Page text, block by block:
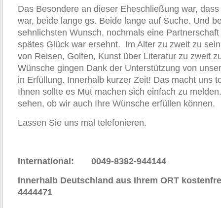
Das Besondere an dieser Eheschließung war,
war, beide lange gs. Beide lange auf Suche. Und
sehnlichsten Wunsch, nochmals eine
spätes Glück war ersehnt. Im Alter zu zweit zu
von Reisen, Golfen, Kunst über Literatur zu zweit
Wünsche gingen Dank der Unterstützung von
in Erfüllung. Innerhalb kurzer Zeit! Das macht uns
Ihnen sollte es Mut machen sich einfach zu
sehen, ob wir auch Ihre Wünsche erfüllen können.
Lassen Sie uns mal telefonieren.
International: 0049-8382-944144
Innerhalb Deutschland aus Ihrem ORT
4444471